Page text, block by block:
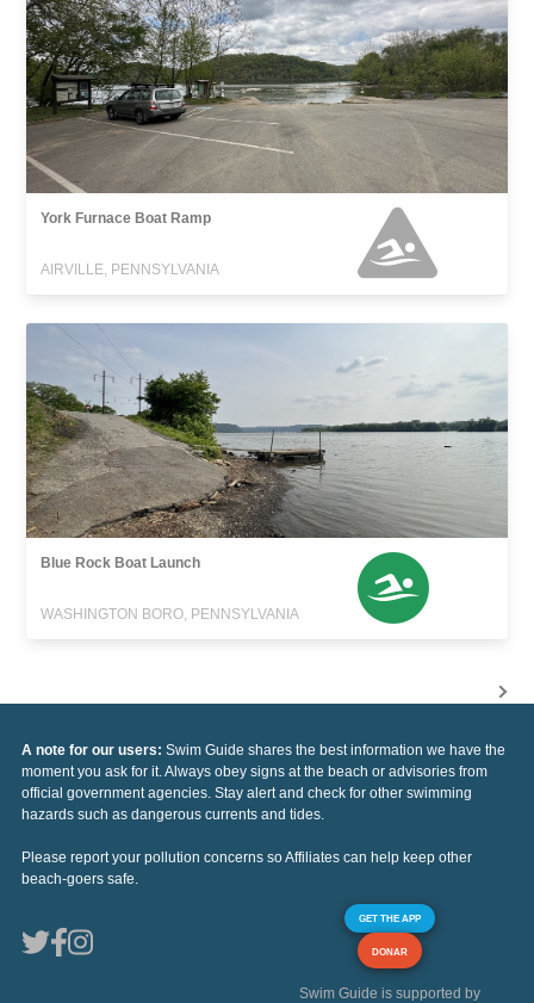
York Furnace Boat Ramp
AIRVILLE, PENNSYLVANIA
Blue Rock Boat Launch
WASHINGTON BORO, PENNSYLVANIA
A note for our users: Swim Guide shares the best information we have the
moment you ask for it. Always obey signs at the beach or advisories from
official government agencies. Stay alert and check for other swimming
hazards such as dangerous currents and tides.
Please report your pollution concerns so Affiliates can help keep other
beach-goers safe.
GET THE APP
DONAR
Swim Guide is supported by